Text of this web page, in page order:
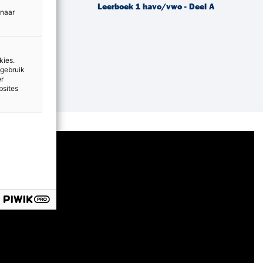
A Leerboek 1 havo/vwo - Deel A